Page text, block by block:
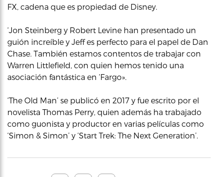
FX, cadena que es propiedad de Disney.
‘Jon Steinberg y Robert Levine han presentado un
guión increíble y Jeff es perfecto para el papel de Dan
Chase. También estamos contentos de trabajar con
Warren Littlefield, con quien hemos tenido una
asociación fantástica en ‘Fargo».
‘The Old Man’ se publicó en 2017 y fue escrito por el
novelista Thomas Perry, quien además ha trabajado
como guonista y productor en varias películas como
‘Simon & Simon’ y ‘Start Trek: The Next Generation’.